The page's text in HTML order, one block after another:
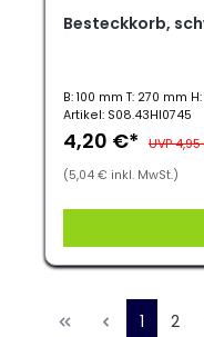
Besteckkorb,
B: 100 mm T: 270 mm
Artikel: S08.43HI0745
4,20 €* UVP
(5,04 € inkl. MwSt.)
1 2